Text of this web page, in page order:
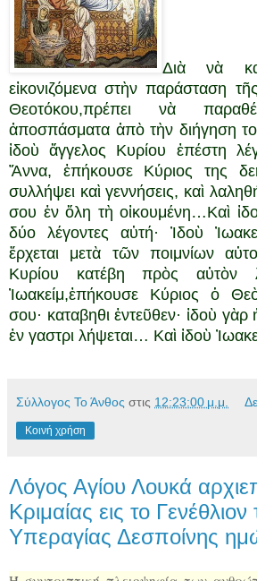
Διὰ νὰ
εἰκονιζόμενα στὴν παράσταση
Θεοτόκου,πρέπει νὰ
ἀποσπάσματα ἀπὸ τὴν διήγηση
ἰδοὺ ἄγγελος Κυρίου ἐπέστη
Ἄννα, ἐπήκουσε Κύριος της
συλλήψει καὶ γεννήσεις, καὶ
σου ἐν ὅλη τὴ οἰκουμένη…Καὶ
δύο λέγοντες αὐτή· Ἰδοὺ
ἔρχεται μετὰ τῶν ποιμνίων
Κυρίου κατέβη πρὸς αὐτὸν
Ἰωακείμ,ἐπήκουσε Κύριος ὁ
σου· καταβηθι ἐντεῦθεν· ἰδοὺ
ἐν γαστρι λήψεται… Καὶ ἰδοὺ
Σύλλογος Το Άνθος στις 12:23:00 μ.μ.
Κοινή χρήση
Λόγος Αγίου Λουκά
Κριμαίας εις το Γενέθλιον
Υπεραγίας Δεσποίνης